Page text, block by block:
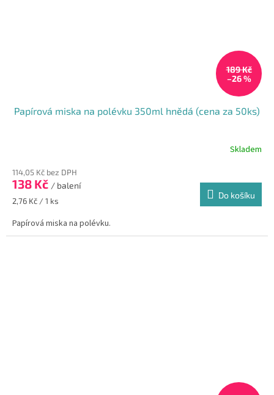
189 Kč
–26 %
Papírová miska na polévku 350ml hnědá (cena za 50ks)
Skladem
114,05 Kč bez DPH
138 Kč / balení
Měrná
2,76 Kč / 1 ks
Do košíku
Papírová miska na polévku.